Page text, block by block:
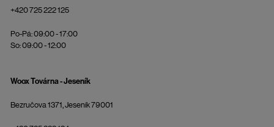
+420 725 222 125
Po-Pá: 09:00 - 17:00
So: 09:00 - 12:00
Woox Továrna - Jeseník
Bezručova 1371, Jeseník 79001